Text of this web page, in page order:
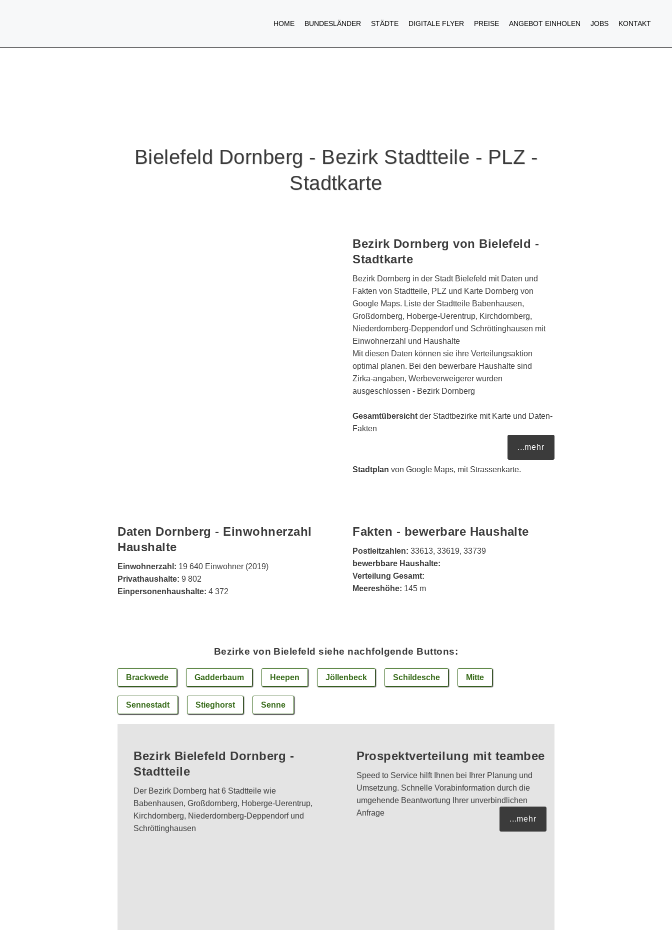
HOME BUNDESLÄNDER STÄDTE DIGITALE FLYER PREISE ANGEBOT EINHOLEN JOBS KONTAKT
Bielefeld Dornberg - Bezirk Stadtteile - PLZ -
Stadtkarte
Bezirk Dornberg von Bielefeld -
Stadtkarte
Bezirk Dornberg in der Stadt Bielefeld mit Daten und
Fakten von Stadtteile, PLZ und Karte Dornberg von
Google Maps. Liste der Stadtteile Babenhausen,
Großdornberg, Hoberge-Uerentrup, Kirchdornberg,
Niederdornberg-Deppendorf und Schröttinghausen mit
Einwohnerzahl und Haushalte
Mit diesen Daten können sie ihre Verteilungsaktion
optimal planen. Bei den bewerbare Haushalte sind
Zirka-angaben, Werbeverweigerer wurden
ausgeschlossen - Bezirk Dornberg
Gesamtübersicht der Stadtbezirke mit Karte und Daten-
Fakten
...mehr
Stadtplan von Google Maps, mit Strassenkarte.
Daten Dornberg - Einwohnerzahl
Haushalte
Einwohnerzahl: 19 640 Einwohner (2019)
Privathaushalte: 9 802
Einpersonenhaushalte: 4 372
Fakten - bewerbare Haushalte
Postleitzahlen: 33613, 33619, 33739
bewerbbare Haushalte:
Verteilung Gesamt:
Meereshöhe: 145 m
Bezirke von Bielefeld siehe nachfolgende Buttons:
Brackwede Gadderbaum Heepen Jöllenbeck Schildesche Mitte
Sennestadt Stieghorst Senne
Bezirk Bielefeld Dornberg -
Stadtteile
Der Bezirk Dornberg hat 6 Stadtteile wie
Babenhausen, Großdornberg, Hoberge-Uerentrup,
Kirchdornberg, Niederdornberg-Deppendorf und
Schröttinghausen
Prospektverteilung mit teambee
Speed to Service hilft Ihnen bei Ihrer Planung und
Umsetzung. Schnelle Vorabinformation durch die
umgehende Beantwortung Ihrer unverbindlichen
Anfrage
...mehr